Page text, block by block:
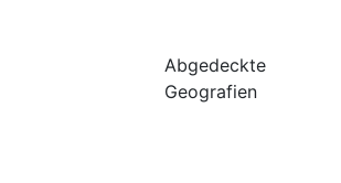
Abgedeckte
Geografien